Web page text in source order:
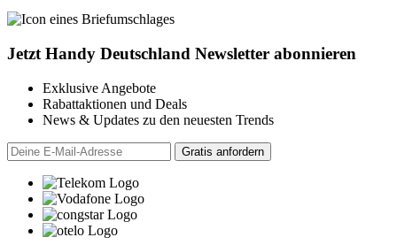
Jetzt Handy Deutschland Newsletter abonnieren
Exklusive Angebote
Rabattaktionen und Deals
News & Updates zu den neuesten Trends